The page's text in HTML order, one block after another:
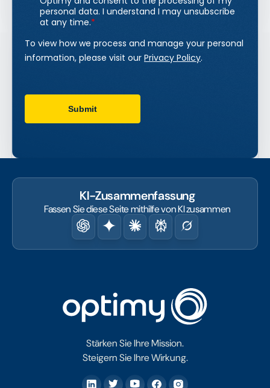
KI-Zusammenfassung
Fassen Sie diese Seite mithilfe von KI zusammen
Stärken Sie Ihre Mission.
Steigern Sie Ihre Wirkung.